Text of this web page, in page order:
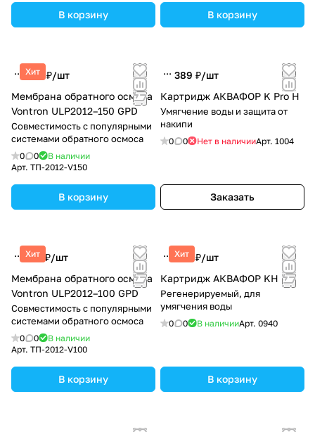
В корзину В корзину
Хит
590 ₽/шт
Мембрана обратного осмоса
Vontron ULP2012–150 GPD
Совместимость с популярными
системами обратного осмоса
0 0
В наличии
Арт. ТП-2012-V150
В корзину
389 ₽/шт
Картридж АКВАФОР K Pro H
Умягчение воды и защита от
накипи
0 0 Нет в наличииАрт. 1004
Заказать
Хит
457 ₽/шт
Мембрана обратного осмоса
Vontron ULP2012–100 GPD
Совместимость с популярными
системами обратного осмоса
0 0
В наличии
Арт. ТП-2012-V100
В корзину
Хит
386 ₽/шт
Картридж АКВАФОР KН
Регенерируемый, для
умягчения воды
0 0 В наличииАрт. 0940
В корзину